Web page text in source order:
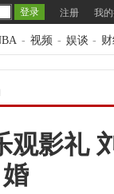
注册 我
- 视频 - 娱谈 -
观影礼
婚